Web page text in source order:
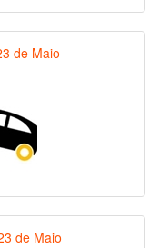
de Maio
de Maio